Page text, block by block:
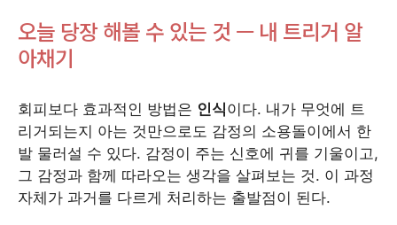
오늘 당장 해볼 수 있는 것 — 내 트리거 알
아채기
회피보다 효과적인 방법은 인식이다. 내가 무엇에 트
리거되는지 아는 것만으로도 감정의 소용돌이에서 한
발 물러설 수 있다. 감정이 주는 신호에 귀를 기울이고,
그 감정과 함께 따라오는 생각을 살펴보는 것. 이 과정
자체가 과거를 다르게 처리하는 출발점이 된다.